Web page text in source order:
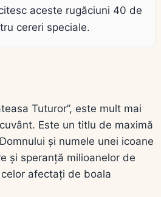
aceste rugăciuni 40 de
cereri speciale.
Tuturor”, este mult mai
Este un titlu de maximă
și numele unei icoane
și speranță milioanelor de
afectați de boala